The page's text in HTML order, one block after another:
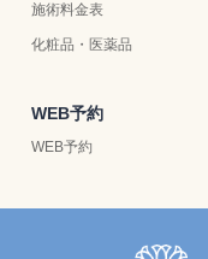
施術料金表
化粧品・医薬品
WEB予約
WEB予約